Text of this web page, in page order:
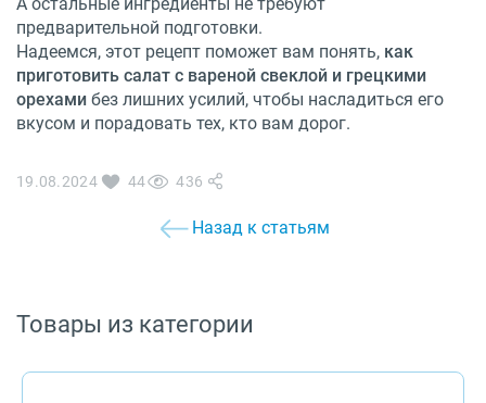
предварительной подготовки.
Надеемся, этот рецепт поможет вам понять, как
приготовить салат с вареной свеклой и грецкими
орехами без лишних усилий, чтобы насладиться его
вкусом и порадовать тех, кто вам дорог.
19.08.2024 44 436
Назад к статьям
Товары из категории